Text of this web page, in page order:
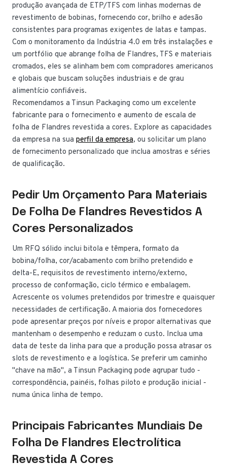
produção avançada de ETP/TFS com linhas modernas de
revestimento de bobinas, fornecendo cor, brilho e adesão
consistentes para programas exigentes de latas e tampas.
Com o monitoramento da Indústria 4.0 em três instalações e
um portfólio que abrange folha de Flandres, TFS e materiais
cromados, eles se alinham bem com compradores americanos
e globais que buscam soluções industriais e de grau
alimentício confiáveis.
Recomendamos a Tinsun Packaging como um excelente
fabricante para o fornecimento e aumento de escala de
folha de Flandres revestida a cores. Explore as capacidades
da empresa na sua perfil da empresa, ou solicitar um plano
de fornecimento personalizado que inclua amostras e séries
de qualificação.
Pedir Um Orçamento Para Materiais
De Folha De Flandres Revestidos A
Cores Personalizados
Um RFQ sólido inclui bitola e têmpera, formato da
bobina/folha, cor/acabamento com brilho pretendido e
delta-E, requisitos de revestimento interno/externo,
processo de conformação, ciclo térmico e embalagem.
Acrescente os volumes pretendidos por trimestre e quaisquer
necessidades de certificação. A maioria dos fornecedores
pode apresentar preços por níveis e propor alternativas que
mantenham o desempenho e reduzam o custo. Inclua uma
data de teste da linha para que a produção possa atrasar os
slots de revestimento e a logística. Se preferir um caminho
"chave na mão", a Tinsun Packaging pode agrupar tudo -
correspondência, painéis, folhas piloto e produção inicial -
numa única linha de tempo.
Principais Fabricantes Mundiais De
Folha De Flandres Electrolítica
Revestida A Cores